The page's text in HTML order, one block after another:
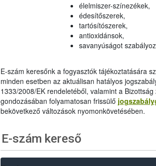
élelmiszer-színezékek,
édesítőszerek,
tartósítószerek,
antioxidánsok,
savanyúságot
E-szám keresőnk a fogyasztók tájékoztatására
minden esetben az aktuálisan hatályos
1333/2008/EK rendeletéből, valamint a
gondozásában folyamatosan frissülő
bekövetkező változások nyomonkövetésében.
E-szám kereső